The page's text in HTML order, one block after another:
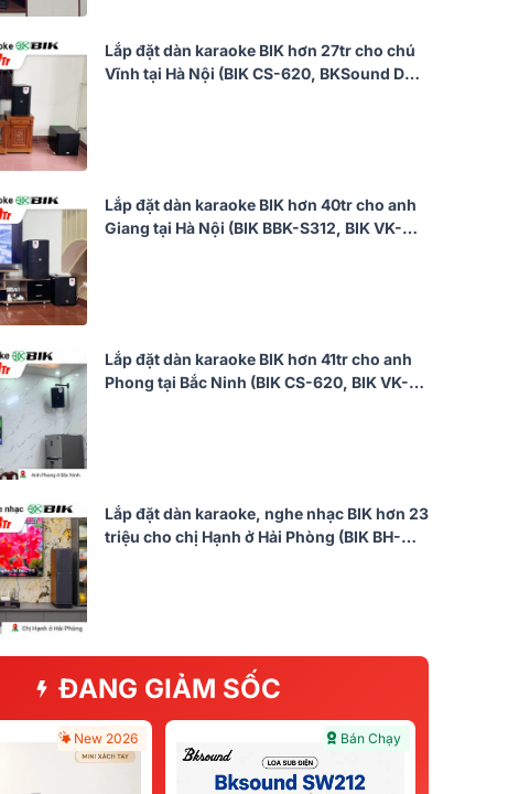
Lắp đặt dàn karaoke BIK hơn 27tr cho chú
Vĩnh tại Hà Nội (BIK CS-620, BKSound DKA
Lắp đặt dàn karaoke BIK hơn 40tr cho anh
Giang tại Hà Nội (BIK BBK-S312, BIK VK-
Lắp đặt dàn karaoke BIK hơn 41tr cho anh
Phong tại Bắc Ninh (BIK CS-620, BIK VK-
Lắp đặt dàn karaoke, nghe nhạc BIK hơn 23
triệu cho chị Hạnh ở Hải Phòng (BIK BH-
ĐANG GIẢM SỐC
New 2026 Bán Chạy